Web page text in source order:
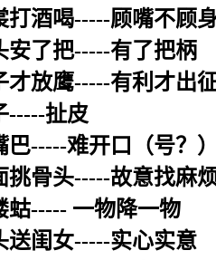
打酒喝-----顾嘴不顾
安了把-----有了把柄
才放鹰-----有利才出
-----扯皮
巴-----难开口（号？
挑骨头-----故意找麻
蛄----- 一物降一物
送闺女-----实心实意